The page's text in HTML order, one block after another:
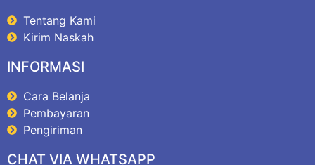
Tentang Kami
Kirim Naskah
INFORMASI
Cara Belanja
Pembayaran
Pengiriman
CHAT VIA WHATSAPP